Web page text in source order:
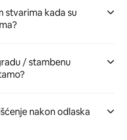
stvarima kada su
/ stambenu
nakon odlaska